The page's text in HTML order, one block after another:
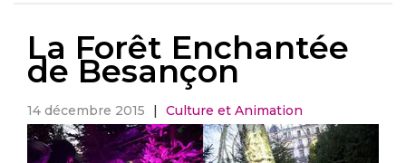
La Forêt Enchantée
de Besançon
14 décembre 2015 | Culture et Animation